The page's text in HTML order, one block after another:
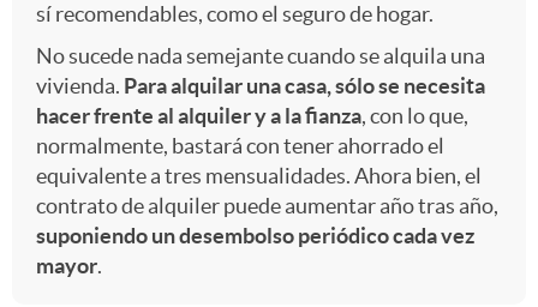
sí recomendables, como el seguro de hogar.
No sucede nada semejante cuando se alquila una
vivienda. Para alquilar una casa, sólo se necesita
hacer frente al alquiler y a la fianza, con lo que,
normalmente, bastará con tener ahorrado el
equivalente a tres mensualidades. Ahora bien, el
contrato de alquiler puede aumentar año tras año,
suponiendo un desembolso periódico cada vez
mayor.